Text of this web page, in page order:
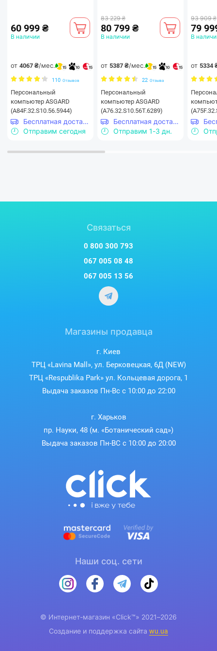
60 999 ₴
В наличии
от 4067 ₴/мес. 15 10 15
110 Отзывов
Персональный
компьютер ASGARD
(A84F.32.S10.56.5944)
Бесплатная доставка
Отправим сегодня
83 229 ₴
80 799 ₴
В наличии
от 5387 ₴/мес. 15 10 15
22 Отзыва
Персональный
компьютер ASGARD
(A76.32.S10.56T.6289)
Бесплатная доставка
Отправим 1-3 дн.
93 909 ₴
79
В
от 5334
Связаться
0 800 300 793
067 005 08 48
067 005 13 56
Магазины продавца
г. Киев
ТРЦ «Lavina Mall», ул. Берковецкая, 6Д (NEW)
ТРЦ «Respublika Park» ул. Кольцевая дорога, 1
Выдача заказов Пн-Вс с 10:00 до 22:00
г. Харьков
пр. Науки, 48 (м. «Ботанический сад»)
Выдача заказов Пн-ВС с 10:00 до 20:00
Наши соц. сети
© Интернет-магазин «Click™» 2021–2026
Создание и поддержка сайта wu.ua